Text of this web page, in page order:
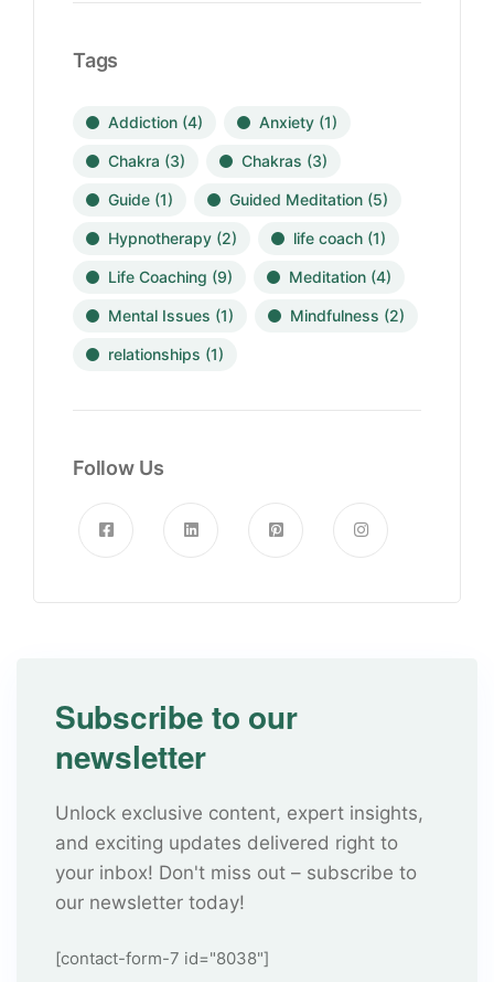
Tags
Addiction (4) Anxiety (1)
Chakra (3) Chakras (3)
Guide (1) Guided Meditation (5)
Hypnotherapy (2) life coach (1)
Life Coaching (9) Meditation (4)
Mental Issues (1) Mindfulness (2)
relationships (1)
Follow Us
Subscribe to our
newsletter
Unlock exclusive content, expert insights,
and exciting updates delivered right to
your inbox! Don't miss out – subscribe to
our newsletter today!
[contact-form-7 id="8038"]